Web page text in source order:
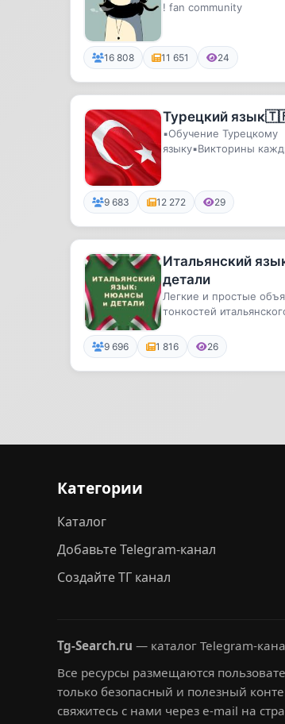
! fan community
16 808 11 651 24
Турецкий
▪️Обучение Турецкому
языку▪️Викторины
9 683 12 272 29
Итальянский
детали
Легкие и простые
тонкостей
9 696 1 816 26
Категории
Каталог
Добавьте Telegram-канал
Создайте ТГ канал
Tg-Search.ru — каталог Telegram-
Все ресурсы размещаются
только безопасный и полезный
свяжитесь с нами через e-mail на